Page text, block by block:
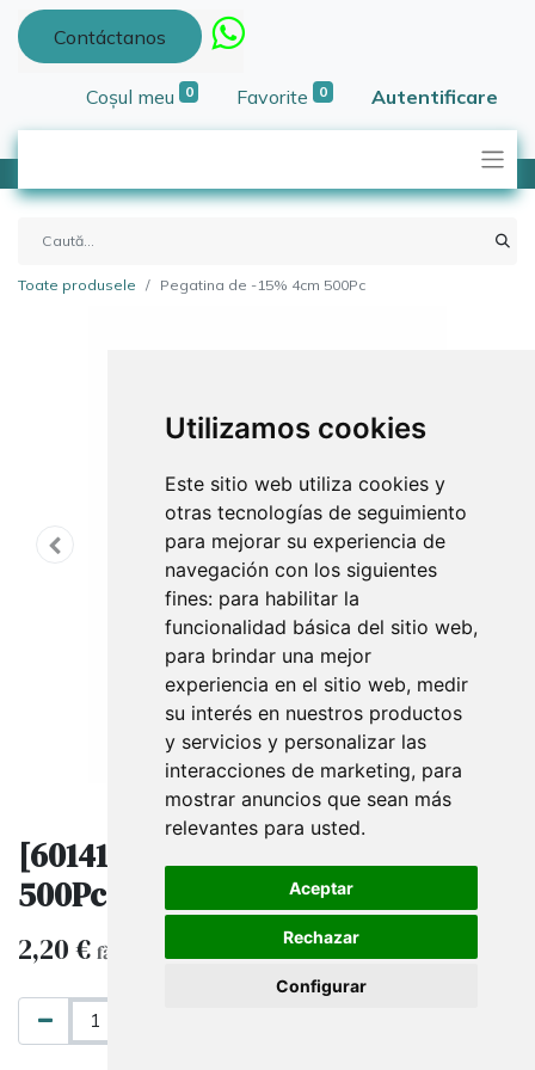
Utilizamos cookies
Este sitio web utiliza cookies y
otras tecnologías de seguimiento
para mejorar su experiencia de
navegación con los siguientes
fines: para habilitar la
funcionalidad básica del sitio web,
para brindar una mejor
experiencia en el sitio web, medir
su interés en nuestros productos
y servicios y personalizar las
interacciones de marketing, para
mostrar anuncios que sean más
relevantes para usted.
Aceptar
Rechazar
Configurar
Contáctanos
Coșul meu 0 Favorite 0 Autentificare
Toate produsele Pegatina de -15% 4cm 500Pc
[6014101.15] Pegatina de -15% 4cm
500Pc
2,20€ fără TVA